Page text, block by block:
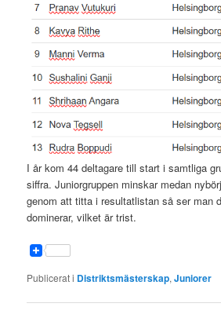
I år kom 44 deltagare till start i samtliga
siffra. Juniorgruppen minskar medan
genom att titta i resultatlistan så ser man
dominerar, vilket är trist.
Publicerat i Distriktsmästerskap,Juniorer